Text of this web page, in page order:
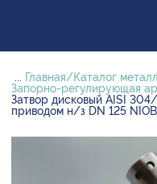
... Главная
Каталог
Запорно-регулирующая
Затвор дисковый AISI
приводом н/з DN 125 NIOB